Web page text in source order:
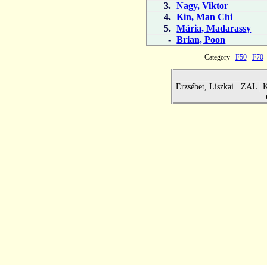
3. Nagy, Viktor
4. Kin, Man Chi
5. Mária, Madarassy
- Brian, Poon
Category F50 F70
Erzsébet, Liszkai ZAL